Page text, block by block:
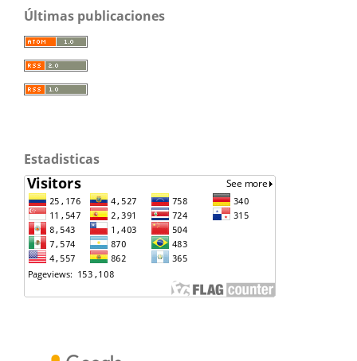
Últimas publicaciones
Estadisticas